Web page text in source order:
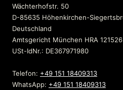
Wächterhofstr. 50
D-85635 Höhenkirchen-
Deutschland
Amtsgericht München HRA 121526
USt-IdNr.: DE367971980
Telefon: +49 151 18409313
WhatsApp: +49 151 18409313